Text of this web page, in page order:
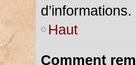
d’informations.
Haut
Comment